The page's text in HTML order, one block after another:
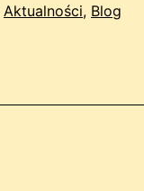
Aktualności, Blog